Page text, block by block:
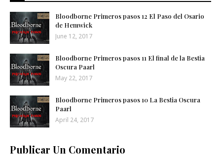
Bloodborne Primeros pasos 12 El Paso del Osario
de Hemwick
June 12, 2017
Bloodborne Primeros pasos 11 El final de la Bestia
Oscura Paarl
May 22, 2017
Bloodborne Primeros pasos 10 La Bestia Oscura
Paarl
April 24, 2017
Publicar Un Comentario